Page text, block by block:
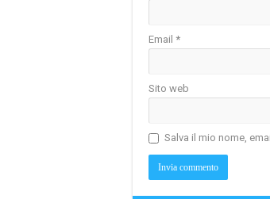
Email *
Sito web
Salva il mio nome,